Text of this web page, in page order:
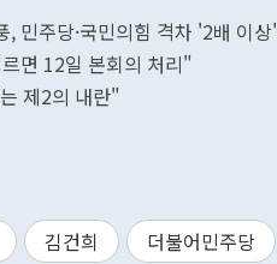
민주당·국민의힘 격차 '2배 이상'
면 12일 본회의 처리"
제2의 내란"
김건희 더불어민주당